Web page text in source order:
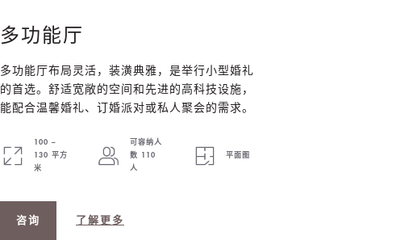
多功能厅
多功能厅布局灵活，装潢典雅，是举行小型婚礼
的首选。舒适宽敞的空间和先进的高科技设施，
能配合温馨婚礼、订婚派对或私人聚会的需求。
100 –
130 平方
米
可容纳人
数 110
人
平面图
咨询 了解更多